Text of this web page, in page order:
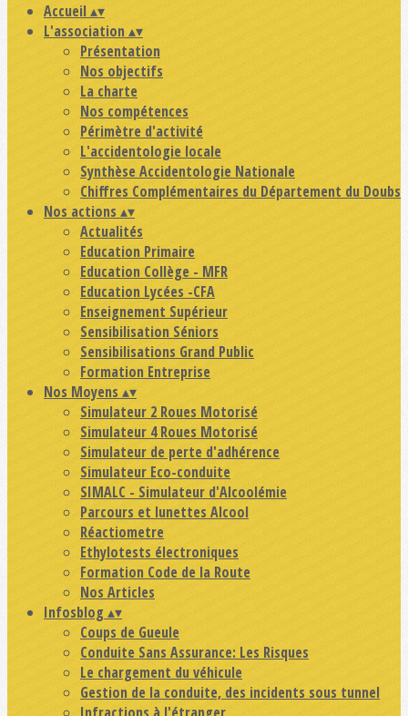
Accueil ▴▾
L'association ▴▾
Présentation
Nos objectifs
La charte
Nos compétences
Périmètre d'activité
L'accidentologie locale
Synthèse Accidentologie Nationale
Chiffres Complémentaires du Département du Doubs
Nos actions ▴▾
Actualités
Education Primaire
Education Collège - MFR
Education Lycées -CFA
Enseignement Supérieur
Sensibilisation Séniors
Sensibilisations Grand Public
Formation Entreprise
Nos Moyens ▴▾
Simulateur 2 Roues Motorisé
Simulateur 4 Roues Motorisé
Simulateur de perte d'adhérence
Simulateur Eco-conduite
SIMALC - Simulateur d'Alcoolémie
Parcours et lunettes Alcool
Réactiometre
Ethylotests électroniques
Formation Code de la Route
Nos Articles
Infosblog ▴▾
Coups de Gueule
Conduite Sans Assurance: Les Risques
Le chargement du véhicule
Gestion de la conduite, des incidents sous tunnel